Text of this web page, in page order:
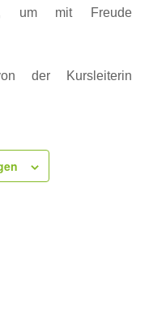
um mit Freude
der Kursleiterin